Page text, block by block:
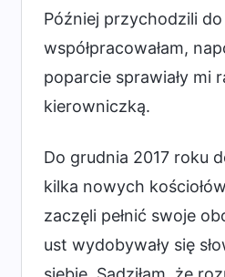
Później przychodzili
współpracowałam,
poparcie sprawiały mi
kierowniczką.
Do grudnia 2017 roku
kilka nowych
zaczęli pełnić swoje
ust wydobywały się